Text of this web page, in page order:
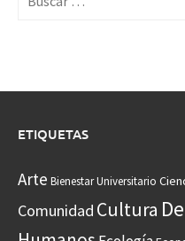
ETIQUETAS
Arte Bienestar Universitario
Comunidad Cultura